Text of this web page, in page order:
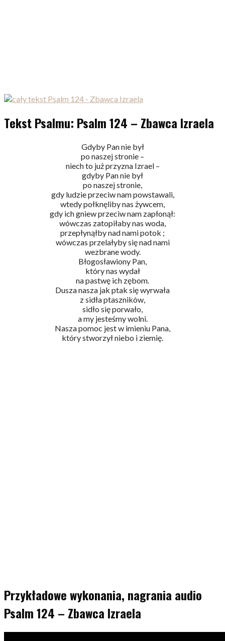
Tekst Psalmu: Psalm 124 – Zbawca Izraela
Gdyby Pan nie był
po naszej stronie –
niech to już przyzna Izrael –
gdyby Pan nie był
po naszej stronie,
gdy ludzie przeciw nam powstawali,
wtedy połknęliby nas żywcem,
gdy ich gniew przeciw nam zapłonął:
wówczas zatopiłaby nas woda,
przepłynąłby nad nami potok ;
wówczas przelałyby się nad nami
wezbrane wody.
Błogosławiony Pan,
który nas wydał
na pastwę ich zębom.
Dusza nasza jak ptak się wyrwała
z sidła ptaszników,
sidło się porwało,
a my jesteśmy wolni.
Nasza pomoc jest w imieniu Pana,
który stworzył niebo i ziemię.
Przykładowe wykonania, nagrania audio
Psalm 124 – Zbawca Izraela